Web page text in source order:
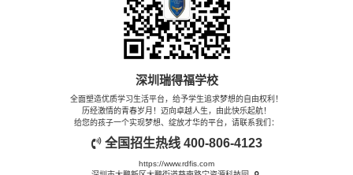
深圳瑞得福学校
全面塑造优质学习生活平台，给予学生追求梦想的自由权利！
历经激情的青春岁月！迈向卓越人生，由此快乐起航！
给您的孩子一个实现梦想、绽放才华的平台，请联系我们：
全国招生热线 400-806-4123
https://www.rdfis.com